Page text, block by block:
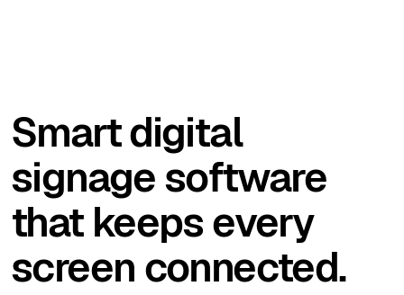
Smart digital
signage software
that keeps every
screen connected.